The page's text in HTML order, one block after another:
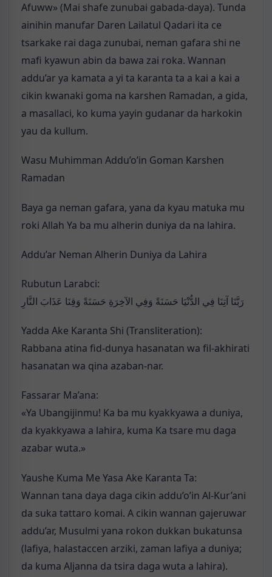
Afuww» (Mai shafe zunubai gabada-daya). Tunda
ainihin manufar Daren Lailatul Qadari ita ce
tsarkake rai daga zunubai, neman gafara shi ne
mafi kyawun abin da bawa zai roka. Wannan
addu’ar ya kamata a yi ta karanta ta a kai a kai a
cikin kwanaki goma na karshen Ramadan, a gida,
a masallaci, ko kuma yayin gudanar da harkokin
yau da kullum.
Wasu Muhimman Addu’o’in Goman Karshen
Ramadan
Baya ga neman gafara, yana da kyau matuka mu
roki Allah Ya ba mu alherin duniya da na lahira.
Addu’ar Neman Alherin Duniya da Lahira
Rubutun Larabci:
رَبَّنَا آتِنَا فِي الدُّنْيَا حَسَنَةً وَفِي الآخِرَةِ حَسَنَةً وَقِنَا عَذَابَ النَّارِ
Yadda Ake Karanta Shi (Transliteration):
Rabbana atina fid-dunya hasanatan wa fil-akhirati
hasanatan wa qina azaban-nar.
Fassarar Ma’ana:
«Ya Ubangijinmu! Ka ba mu kyakkyawa a duniya,
da kyakkyawa a lahira, kuma Ka tsare mu daga
azabar wuta.»
Yaushe Kuma Me Yasa Ake Karanta Ta:
Wannan tana daya daga cikin addu’o’in Al-Kur’ani
da suka tattaro komai. A cikin wannan gajeruwar
addu’ar, Musulmi yana rokon dukkan bukatunsa
(lafiya, halastaccen arziki, zaman lafiya a duniya;
da kuma Aljanna da tsira daga wuta a lahira).